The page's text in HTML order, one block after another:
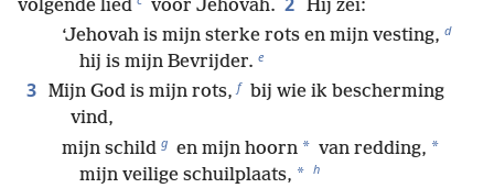
volgende lied
voor Jehovah.
Hij zei:
‘Jehovah is mijn sterke rots en mijn vesting, d
hij is mijn Bevrijder. e
3 Mijn God is mijn rots, f bij wie ik bescherming
vind,
mijn schild g en mijn hoorn * van redding, *
mijn veilige schuilplaats, * h